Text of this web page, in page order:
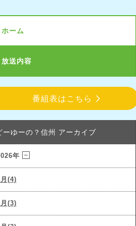
ホーム
放送内容
番組表はこちら
ーゆーの？信州 アーカイブ
年
(4)
(3)